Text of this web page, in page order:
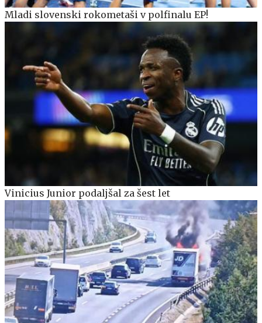
Mladi slovenski rokometaši v polfinalu EP!
Vinicius Junior podaljšal za šest let